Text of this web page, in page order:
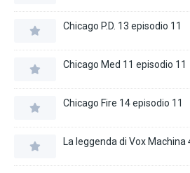
Chicago P.D. 13 episodio 11
Chicago Med 11 episodio 11
Chicago Fire 14 episodio 11
La leggenda di Vox Machina